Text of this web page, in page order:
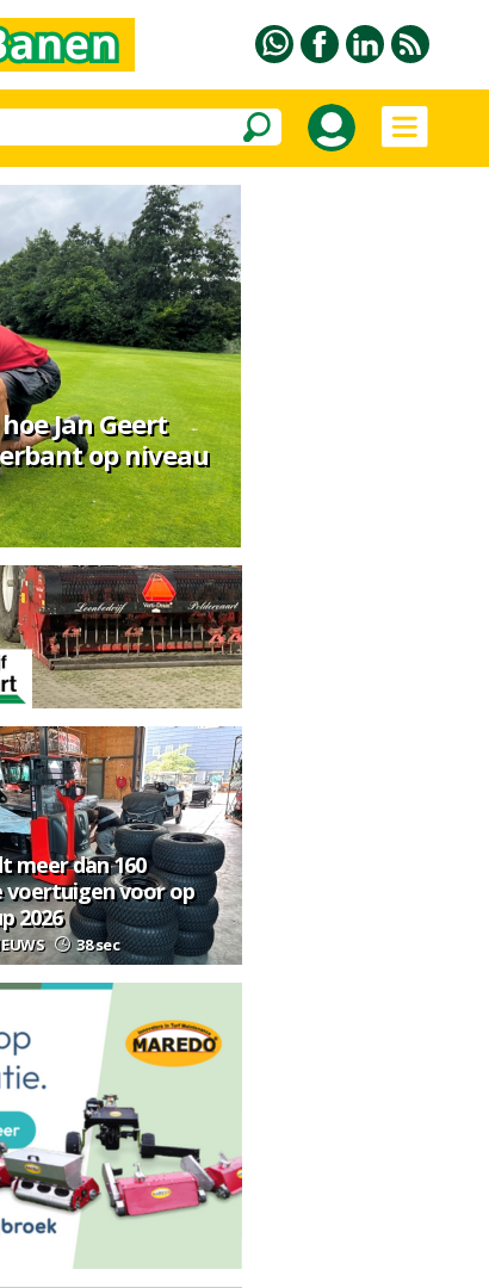
Jan Geert
op niveau
meer dan 160
voertuigen voor op
2026
38 sec